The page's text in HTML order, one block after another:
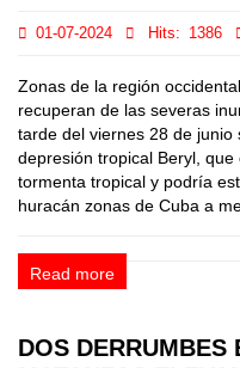
01-07-2024 Hits: 1386
Zonas de la región
recuperan de las severas
tarde del viernes 28 de junio
depresión tropical Beryl,
tormenta tropical y podría
huracán zonas de Cuba a
Read more
DOS DERRUMBES